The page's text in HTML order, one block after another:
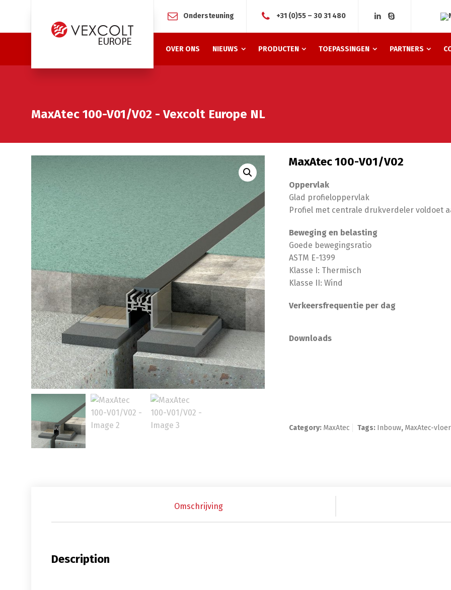
Ondersteuning +31 (0)55 – 30 31 480
OVER ONS NIEUWS PRODUCTEN TOEPASSINGEN PARTNERS
MaxAtec 100-V01/V02 - Vexcolt Europe NL
MaxAtec 100-V01/V02
Oppervlak
Glad profieloppervlak
Profiel met centrale drukverdeler voldoet
Beweging en belasting
Goede bewegingsratio
ASTM E-1399
Klasse I: Thermisch
Klasse II: Wind
Verkeersfrequentie per dag
Downloads
Category: MaxAtec Tags: Inbouw, MaxAtec-vloer
Omschrijving
Description